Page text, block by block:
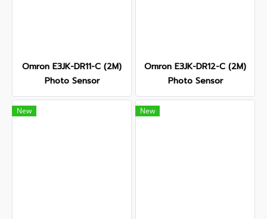
Omron E3JK-DR11-C (2M)
Photo Sensor
Omron E3JK-DR12-C (2M)
Photo Sensor
New New